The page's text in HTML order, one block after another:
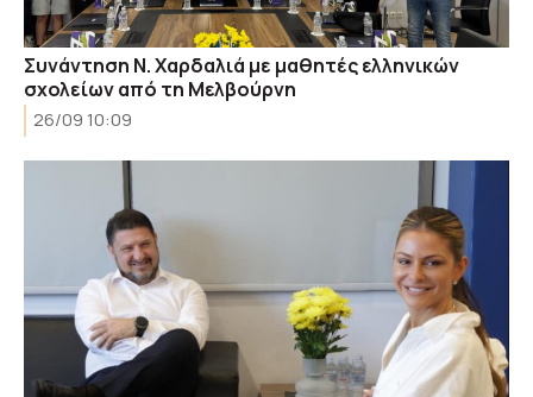
Συνάντηση Ν. Χαρδαλιά με μαθητές ελληνικών
σχολείων από τη Μελβούρνη
26/09 10:09